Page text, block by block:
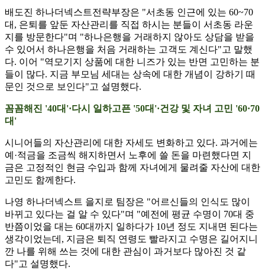
배도진 하나더넥스트전략부장은 "서초동 인근에 있는 60~70
대, 은퇴를 앞둔 자산관리를 직접 하시는 분들이 서초동 라운
지를 방문한다"며 "하나은행을 거래하지 않아도 상담을 받을
수 있어서 하나은행을 처음 거래하는 고객도 계신다"고 말했
다. 이어 "역모기지 상품에 대한 니즈가 있는 반면 고민하는 분
들이 많다. 지금 부모님 세대는 상속에 대한 개념이 강하기 때
문인 것으로 보인다"고 설명했다.
꼼꼼해진 '40대'·다시 일하고픈 '50대'·건강 및 자녀 고민 '60·70
대'
시니어들의 자산관리에 대한 자세도 변화하고 있다. 과거에는
예·적금을 조금씩 해지하면서 노후에 쓸 돈을 마련했다면 지
금은 고정적인 현금 수입과 함께 자녀에게 물려줄 자산에 대한
고민도 함께한다.
나영 하나더넥스트 을지로 팀장은 "어르신들의 인식도 많이
바뀌고 있다는 걸 알 수 있다"며 "예전에 평균 수명이 70대 중
반쯤이었을 대는 60대까지 일하다가 10년 정도 지내면 된다는
생각이었는데, 지금은 퇴직 연령도 빨라지고 수명은 길어지니
깐 나를 위해 쓰는 것에 대한 관심이 과거보다 많아진 것 같
다"고 설명했다.